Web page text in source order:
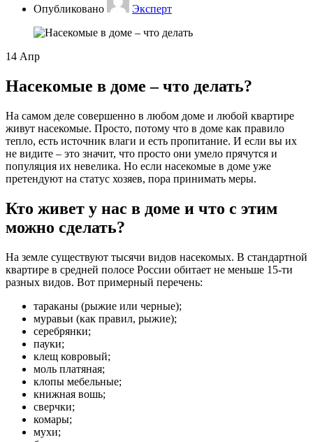
Опубликовано Эксперт
14 Апр
Насекомые в доме – что делать?
На самом деле совершенно в любом доме и любой квартире
живут насекомые. Просто, потому что в доме как правило
тепло, есть источник влаги и есть пропитание. И если вы их
не видите – это значит, что просто они умело прячутся и
популяция их невелика. Но если насекомые в доме уже
претендуют на статус хозяев, пора принимать меры.
Кто живет у нас в доме и что с этим
можно сделать?
На земле существуют тысячи видов насекомых. В стандартной
квартире в средней полосе России обитает не меньше 15-ти
разных видов. Вот примерный перечень:
тараканы (рыжие или черные);
муравьи (как правил, рыжие);
серебрянки;
пауки;
клещ ковровый;
моль платяная;
клопы мебельные;
книжная вошь;
сверчки;
комары;
мухи;